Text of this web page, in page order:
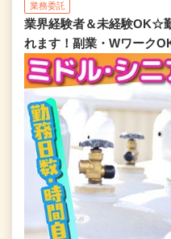
業務委託
業界経験者＆未経験OK☆
れます！副業・Wワーク